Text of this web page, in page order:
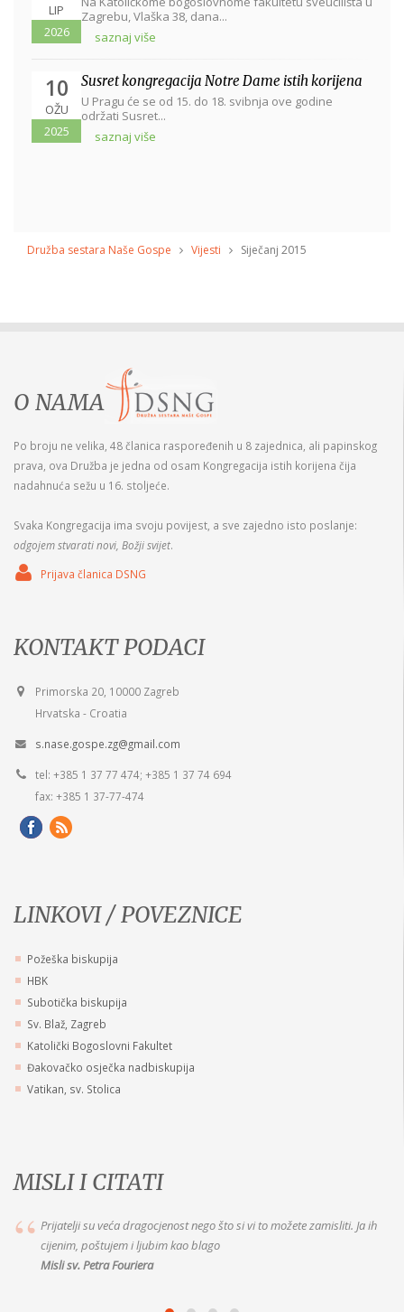
LIP
2026
Zagrebu, Vlaška 38, dana...
saznaj više
10
OŽU
2025
Susret kongregacija Notre Dame istih korijena
U Pragu će se od 15. do 18. svibnja ove godine
održati Susret...
saznaj više
Družba sestara Naše Gospe Vijesti Siječanj 2015
O NAMA
Po broju ne velika, 48 članica raspoređenih u 8 zajednica, ali papinskog
prava, ova Družba je jedna od osam Kongregacija istih korijena čija
nadahnuća sežu u 16. stoljeće.
Svaka Kongregacija ima svoju povijest, a sve zajedno isto poslanje:
odgojem stvarati novi, Božji svijet.
Prijava članica DSNG
KONTAKT PODACI
Primorska 20, 10000 Zagreb
Hrvatska - Croatia
s.nase.gospe.zg@gmail.com
tel: +385 1 37 77 474; +385 1 37 74 694
fax: +385 1 37-77-474
LINKOVI / POVEZNICE
Požeška biskupija
HBK
Subotička biskupija
Sv. Blaž, Zagreb
Katolički Bogoslovni Fakultet
Đakovačko osječka nadbiskupija
Vatikan, sv. Stolica
MISLI I CITATI
Prijatelji su veća dragocjenost nego što si vi to možete zamisliti. Ja ih
cijenim, poštujem i ljubim kao blago
Misli sv. Petra Fouriera